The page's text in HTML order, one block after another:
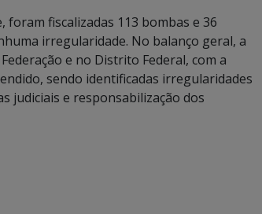
fiscalizadas 113 bombas e 36
irregularidade. No balanço geral, a
e no Distrito Federal, com a
sendo identificadas irregularidades
judiciais e responsabilização dos